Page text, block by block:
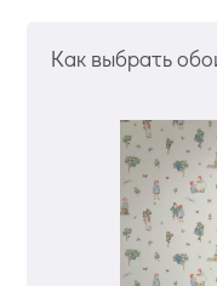
Как выбрать